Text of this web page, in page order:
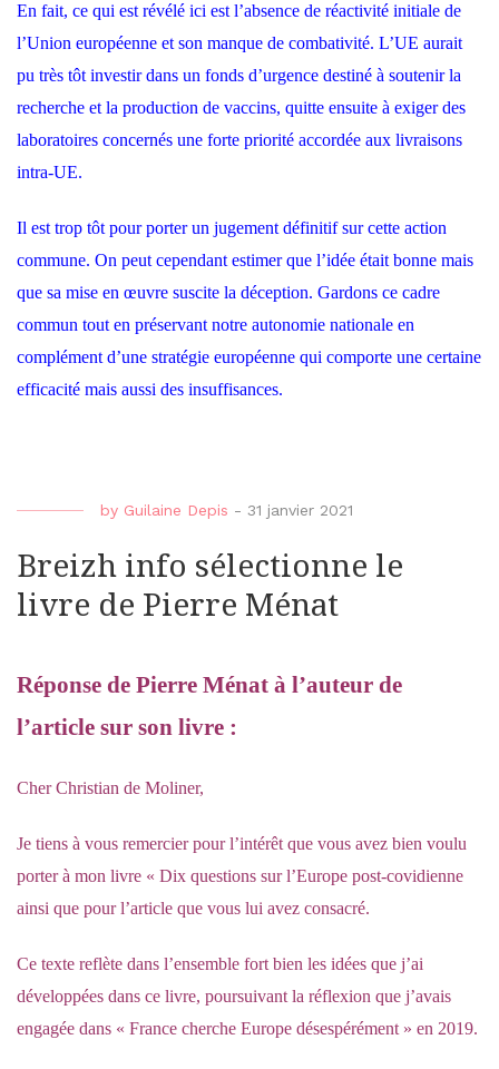
En fait, ce qui est révélé ici est l’absence de réactivité initiale de
l’Union européenne et son manque de combativité. L’UE aurait
pu très tôt investir dans un fonds d’urgence destiné à soutenir la
recherche et la production de vaccins, quitte ensuite à exiger des
laboratoires concernés une forte priorité accordée aux livraisons
intra-UE.
Il est trop tôt pour porter un jugement définitif sur cette action
commune. On peut cependant estimer que l’idée était bonne mais
que sa mise en œuvre suscite la déception. Gardons ce cadre
commun tout en préservant notre autonomie nationale en
complément d’une stratégie européenne qui comporte une certaine
efficacité mais aussi des insuffisances.
by Guilaine Depis - 31 janvier 2021
Breizh info sélectionne le
livre de Pierre Ménat
Réponse de Pierre Ménat à l’auteur de
l’article sur son livre :
Cher Christian de Moliner,
Je tiens à vous remercier pour l’intérêt que vous avez bien voulu
porter à mon livre « Dix questions sur l’Europe post-covidienne
ainsi que pour l’article que vous lui avez consacré.
Ce texte reflète dans l’ensemble fort bien les idées que j’ai
développées dans ce livre, poursuivant la réflexion que j’avais
engagée dans « France cherche Europe désespérément » en 2019.